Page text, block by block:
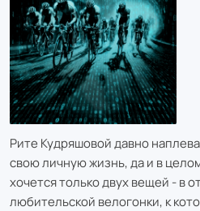
Рите Кудряшовой давно
свою личную жизнь, да и в
хочется только двух вещей - в
любительской велогонки, к